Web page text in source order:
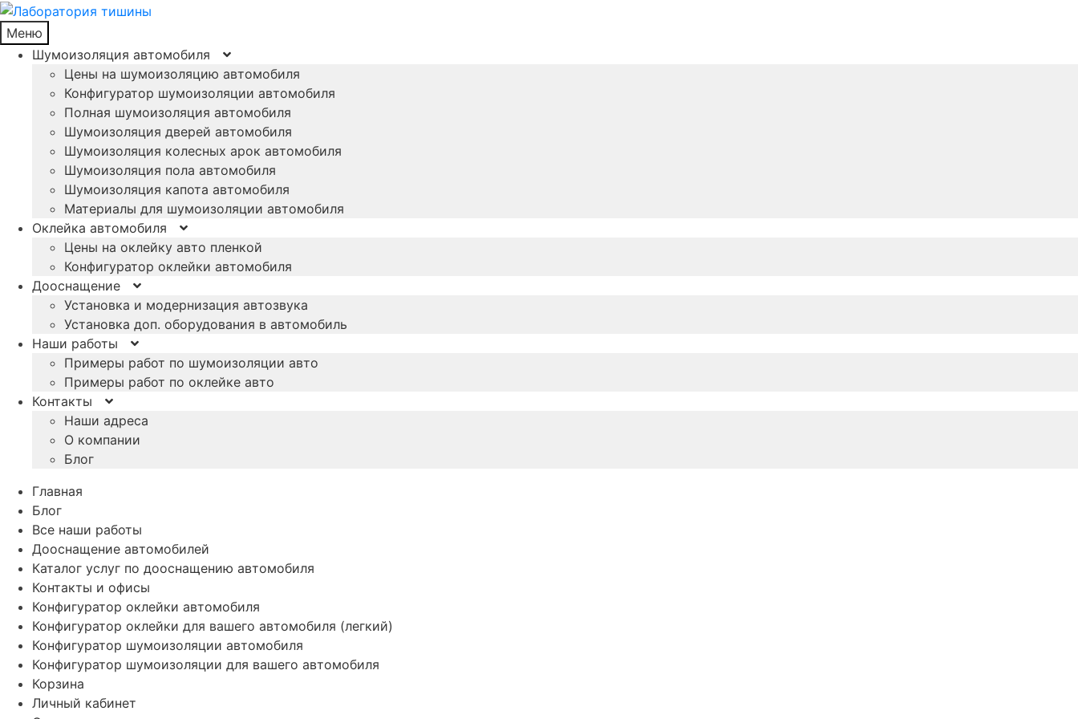
Меню
Шумоизоляция автомобиля
Цены на шумоизоляцию автомобиля
Конфигуратор шумоизоляции автомобиля
Полная шумоизоляция автомобиля
Шумоизоляция дверей автомобиля
Шумоизоляция колесных арок автомобиля
Шумоизоляция пола автомобиля
Шумоизоляция капота автомобиля
Материалы для шумоизоляции автомобиля
Оклейка автомобиля
Цены на оклейку авто пленкой
Конфигуратор оклейки автомобиля
Дооснащение
Установка и модернизация автозвука
Установка доп. оборудования в автомобиль
Наши работы
Примеры работ по шумоизоляции авто
Примеры работ по оклейке авто
Контакты
Наши адреса
О компании
Блог
Главная
Блог
Все наши работы
Дооснащение автомобилей
Каталог услуг по дооснащению автомобиля
Контакты и офисы
Конфигуратор оклейки автомобиля
Конфигуратор оклейки для вашего автомобиля (легкий)
Конфигуратор шумоизоляции автомобиля
Конфигуратор шумоизоляции для вашего автомобиля
Корзина
Личный кабинет